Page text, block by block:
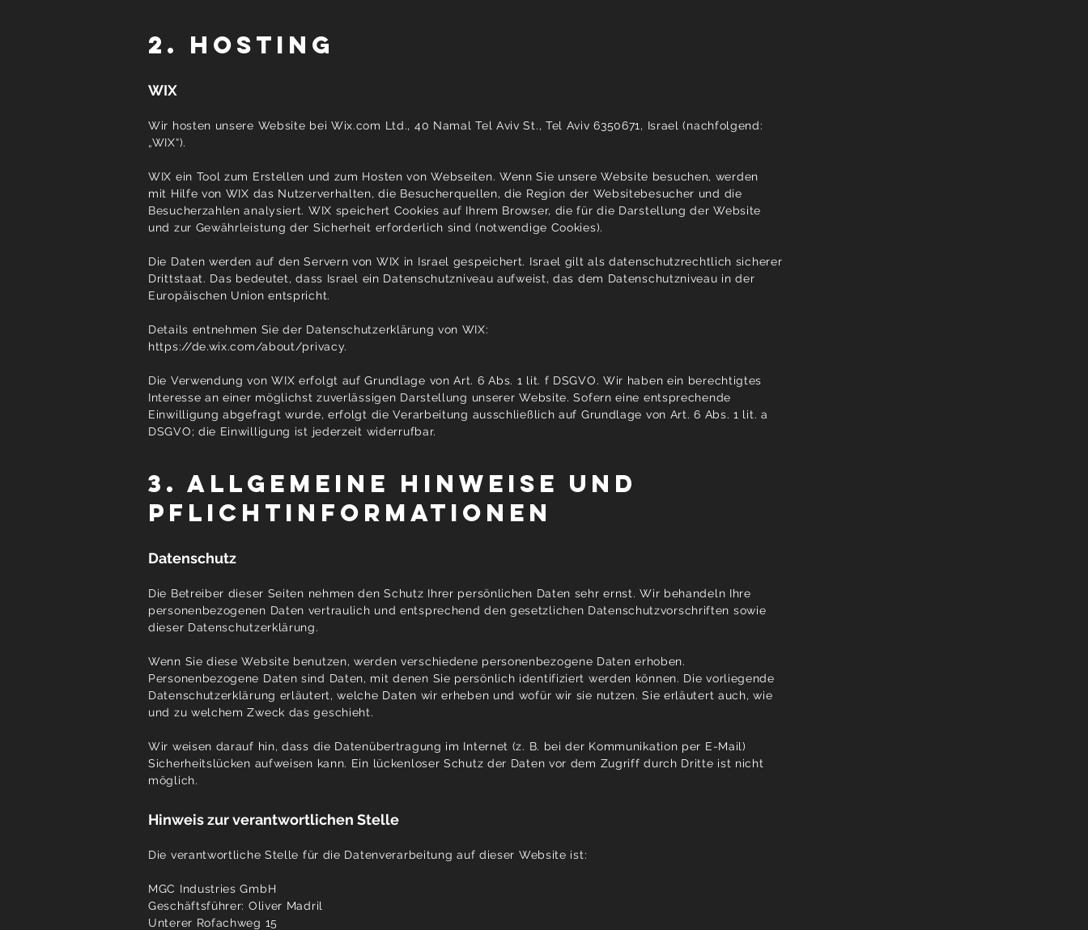
2. Hosting
WIX
Wir hosten unsere Website bei Wix.com Ltd., 40 Namal Tel Aviv St., Tel Aviv 6350671, Israel (nachfolgend:
„WIX“).
WIX ein Tool zum Erstellen und zum Hosten von Webseiten. Wenn Sie unsere Website besuchen, werden
mit Hilfe von WIX das Nutzerverhalten, die Besucherquellen, die Region der Websitebesucher und die
Besucherzahlen analysiert. WIX speichert Cookies auf Ihrem Browser, die für die Darstellung der Website
und zur Gewährleistung der Sicherheit erforderlich sind (notwendige Cookies).
Die Daten werden auf den Servern von WIX in Israel gespeichert. Israel gilt als datenschutzrechtlich sicherer
Drittstaat. Das bedeutet, dass Israel ein Datenschutzniveau aufweist, das dem Datenschutzniveau in der
Europäischen Union entspricht.
Details entnehmen Sie der Datenschutzerklärung von WIX:
https://de.wix.com/about/privacy.
Die Verwendung von WIX erfolgt auf Grundlage von Art. 6 Abs. 1 lit. f DSGVO. Wir haben ein berechtigtes
Interesse an einer möglichst zuverlässigen Darstellung unserer Website. Sofern eine entsprechende
Einwilligung abgefragt wurde, erfolgt die Verarbeitung ausschließlich auf Grundlage von Art. 6 Abs. 1 lit. a
DSGVO; die Einwilligung ist jederzeit widerrufbar.
3. Allgemeine Hinweise und
Pflichtinformationen
Datenschutz
Die Betreiber dieser Seiten nehmen den Schutz Ihrer persönlichen Daten sehr ernst. Wir behandeln Ihre
personenbezogenen Daten vertraulich und entsprechend den gesetzlichen Datenschutzvorschriften sowie
dieser Datenschutzerklärung.
Wenn Sie diese Website benutzen, werden verschiedene personenbezogene Daten erhoben.
Personenbezogene Daten sind Daten, mit denen Sie persönlich identifiziert werden können. Die vorliegende
Datenschutzerklärung erläutert, welche Daten wir erheben und wofür wir sie nutzen. Sie erläutert auch, wie
und zu welchem Zweck das geschieht.
Wir weisen darauf hin, dass die Datenübertragung im Internet (z. B. bei der Kommunikation per E-Mail)
Sicherheitslücken aufweisen kann. Ein lückenloser Schutz der Daten vor dem Zugriff durch Dritte ist nicht
möglich.
Hinweis zur verantwortlichen Stelle
Die verantwortliche Stelle für die Datenverarbeitung auf dieser Website ist:
MGC Industries GmbH
Geschäftsführer: Oliver Madril
Unterer Rofachweg 15